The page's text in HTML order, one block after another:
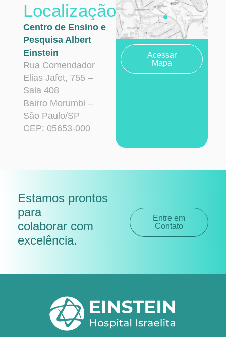
Localização
Centro de Ensino e
Pesquisa Albert
Einstein
Rua Comendador
Elias Jafet, 755 –
Sala 408
Bairro Morumbi –
São Paulo/SP
CEP: 05653-000
Acessar
Mapa
Estamos prontos
para
colaborar com
excelência.
Entre em
Contato